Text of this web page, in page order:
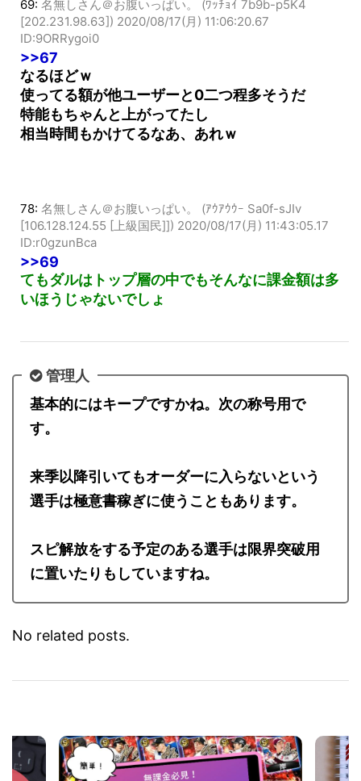
69:名無しさん＠お腹いっぱい。 (ﾜｯﾁｮｲ 7b9b-p5K4
[202.231.98.63])
ID:9ORRygoi0
>>67
なるほどｗ
使ってる額が他ユーザーと0二つ程多そうだ
特能もちゃんと上がってたし
78:名無しさん＠お腹いっぱい。 (ｱｳｱｳｳｰ Sa0f-sJIv
[106.128.124.55 [上級国民]])
ID:r0gzunBca
>>69
てもダルはトップ層の中でもそんなに課金額は多
管理人
基本的にはキープですかね。次の称号用で
来季以降引いてもオーダーに入らないという
スピ解放をする予定のある選手は限界突破用